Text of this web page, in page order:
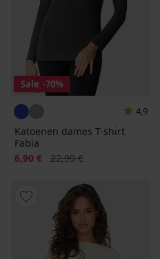
Sale -70%
4,9
Katoenen dames T-shirt
Fabia
Korting
6,90 € Oorspronkelijke prijs
22,99 €